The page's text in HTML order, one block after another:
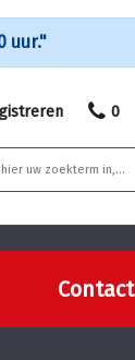
uur."
0
Contact